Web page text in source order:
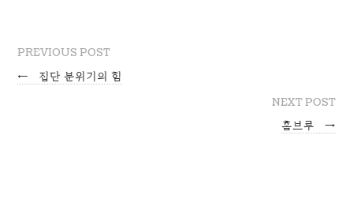
PREVIOUS POST
← 집단 분위기의 힘
NEXT POST
홈브루 →